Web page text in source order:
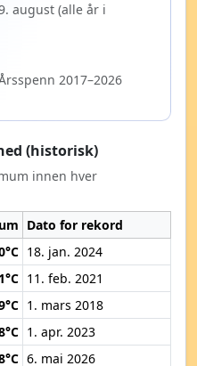
august (alle år i
2017–2026
(historisk)
innen hver
Dato for rekord
18. jan. 2024
11. feb. 2021
1. mars 2018
1. apr. 2023
6. mai 2026